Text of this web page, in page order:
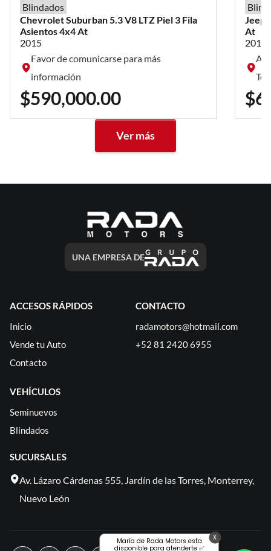
Blindados
ChevroletSuburban5.3 V8 LTZ Piel 3 Fila
Asientos 4x4 At
2015
Favor de comunicarse para más
información
$590,000.00
Jeep
At
2014
Av.
Ver más
UNA EMPRESA DE
ACCESOS RÁPIDOS
Inicio
Vende tu Auto
Contacto
CONTACTO
radamotors@hotmail.com
+52 81 2420 6955
VEHÍCULOS
Seminuevos
Blindados
SUCURSALES
Av. Lázaro Cárdenas 555, Jardín de las Torres, Monterrey,
Nuevo León
María de Rada Motors esta
disponible para atenderte ✅
X